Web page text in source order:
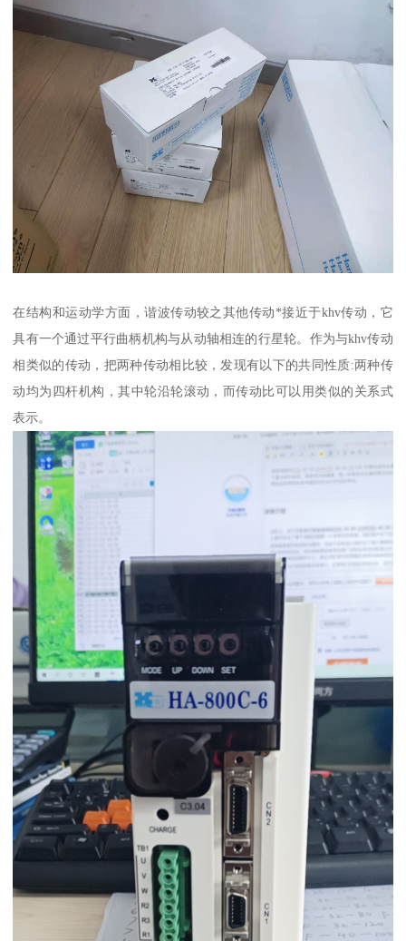
在结构和运动学方面，谐波传动较之其他传动*接近于khv传动，它
具有一个通过平行曲柄机构与从动轴相连的行星轮。作为与khv传动
相类似的传动，把两种传动相比较，发现有以下的共同性质:两种传
动均为四杆机构，其中轮沿轮滚动，而传动比可以用类似的关系式
表示。